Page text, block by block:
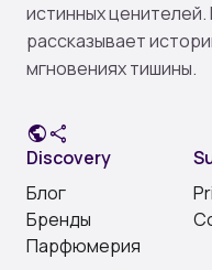
истинных
рассказывает
мгновениях тишины.
publicshare
Discovery
Блог
Бренды
Парфюмерия